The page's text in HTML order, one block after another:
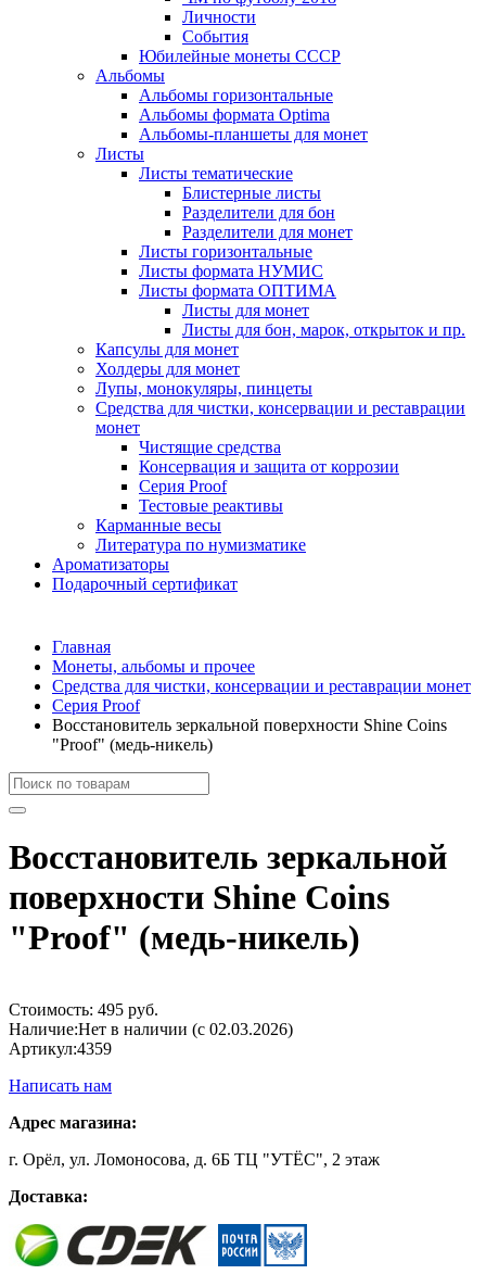
Личности
События
Юбилейные монеты СССР
Альбомы
Альбомы горизонтальные
Альбомы формата Optima
Альбомы-планшеты для монет
Листы
Листы тематические
Блистерные листы
Разделители для бон
Разделители для монет
Листы горизонтальные
Листы формата НУМИС
Листы формата ОПТИМА
Листы для монет
Листы для бон, марок, открыток и пр.
Капсулы для монет
Холдеры для монет
Лупы, монокуляры, пинцеты
Средства для чистки, консервации и реставрации
монет
Чистящие средства
Консервация и защита от коррозии
Серия Proof
Тестовые реактивы
Карманные весы
Литература по нумизматике
Ароматизаторы
Подарочный сертификат
Главная
Монеты, альбомы и прочее
Средства для чистки, консервации и реставрации монет
Серия Proof
Восстановитель зеркальной поверхности Shine Coins
"Proof" (медь-никель)
Восстановитель зеркальной
поверхности Shine Coins
"Proof" (медь-никель)
Стоимость: 495 руб.
Наличие:Нет в наличии (с 02.03.2026)
Артикул:4359
Написать нам
Адрес магазина:
г. Орёл, ул. Ломоносова, д. 6Б ТЦ "УТЁС", 2 этаж
Доставка: